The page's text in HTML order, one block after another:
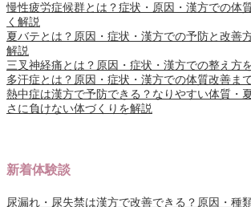
慢性疲労症候群とは？症状・原因・漢方での体
く解説
夏バテとは？原因・症状・漢方での予防と改善
解説
三叉神経痛とは？原因・症状・漢方での整え方
多汗症とは？原因・症状・漢方での体質改善ま
熱中症は漢方で予防できる？なりやすい体質・
さに負けない体づくりを解説
新着体験談
尿漏れ・尿失禁は漢方で改善できる？原因・種